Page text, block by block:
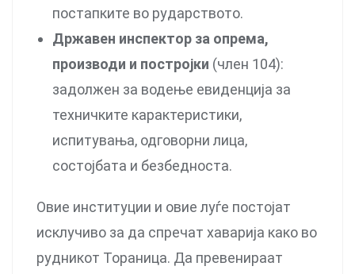
постапките во рударството.
Државен инспектор за опрема,
производи и постројки (член 104):
задолжен за водење евиденција за
техничките карактеристики,
испитувања, одговорни лица,
состојбата и безбедноста.
Овие институции и овие луѓе постојат
исклучиво за да спречат хаварија како во
рудникот Тораница. Да превенираат